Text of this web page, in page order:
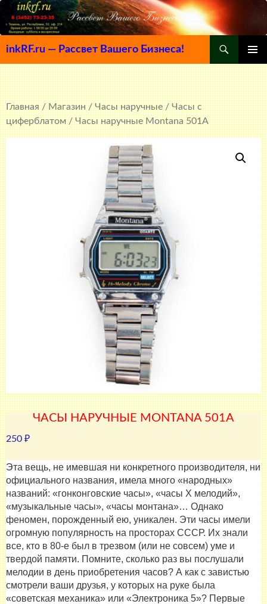
inkRF.ru — Рассвет Вашего Бизнеса!
МЕНЮ
К
СОДЕРЖИМОМУ
Главная/Магазин/Часы наручные/Часы с
циферблатом/ Часы наручные Montana 501A
ЧАСЫ НАРУЧНЫЕ MONTANA 501A
250 ₽
Эта вещь, не имевшая ни конкретного производителя, ни
официального названия, имела много «народных»
названий: «гонконговские часы», «часы X мелодий»,
«музыкальные часы», «часы монтана»… Однако
феномен, порожденный ею, уникален. Эти часы имели
огромную популярность на просторах СССР. Их знали
все, кто в 80-е был в трезвом (или не совсем) уме и
твердой памяти. Помните, сколько раз вы послушали
мелодии в день приобретения часов? А как с завистью
смотрели ваши друзья, у которых на руке была
«советская механика» или «Электроника 5»? Первые